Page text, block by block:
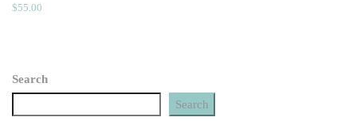
$55.00
Search
Search